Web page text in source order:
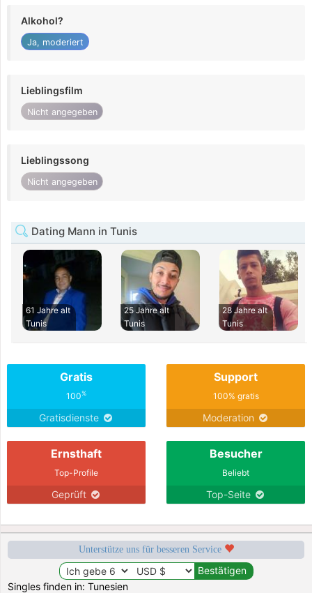
Alkohol?
Ja, moderiert
Lieblingsfilm
Nicht angegeben
Lieblingssong
Nicht angegeben
Dating Mann in Tunis
61 Jahre alt
Tunis
25 Jahre alt
Tunis
28 Jahre alt
Tunis
Gratis
100%
Gratisdienste
Support
100% gratis
Moderation
Ernsthaft
Top-Profile
Geprüft
Besucher
Beliebt
Top-Seite
Unterstütze uns für besseren Service
Singles finden in: Tunesien